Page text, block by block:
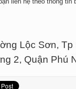
Lộc Sơn, Tp
2, Quận Phú